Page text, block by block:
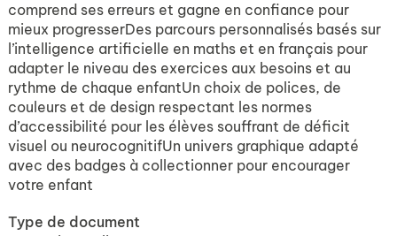
comprend ses erreurs et gagne en confiance pour
mieux progresserDes parcours personnalisés basés sur
l’intelligence artificielle en maths et en français pour
adapter le niveau des exercices aux besoins et au
rythme de chaque enfantUn choix de polices, de
couleurs et de design respectant les normes
d’accessibilité pour les élèves souffrant de déficit
visuel ou neurocognitifUn univers graphique adapté
avec des badges à collectionner pour encourager
votre enfant
Type de document